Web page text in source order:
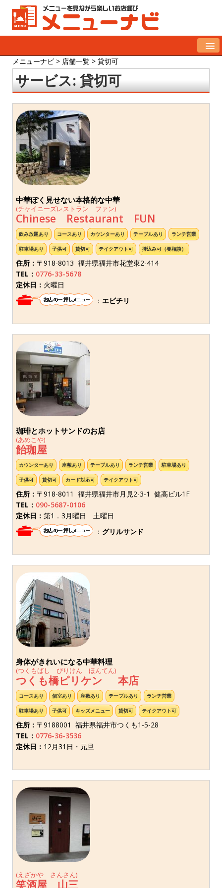
メニューナビ > 店舗一覧 > 貸切可
サービス:貸切可
中華ぽく見せない本格的な中華
(チャイニーズレストラン ファン)
Chinese Restaurant FUN
飲み放題あり コースあり カウンターあり テーブルあり ランチ営業
駐車場あり 子供可 貸切可 テイクアウト可 持込み可（要相談）
住所： 〒918-8013 福井県福井市花堂東2-414
TEL： 0776-33-5678
定休日： 火曜日
： エビチリ
珈琲とホットサンドのお店
(あめこや)
飴珈屋
カウンターあり 座敷あり テーブルあり ランチ営業 駐車場あり
子供可 貸切可 カード対応可 テイクアウト可
住所： 〒918-8011 福井県福井市月見2-3-1 健高ビル1F
TEL： 090-5687-0106
定休日： 第1．3月曜日 土曜日
： グリルサンド
身体がきれいになる中華料理
(つくもばし ぴりけん ほんてん)
つくも橋ピリケン 本店
コースあり 個室あり 座敷あり テーブルあり ランチ営業
駐車場あり 子供可 キッズメニュー 貸切可 テイクアウト可
住所： 〒9188001 福井県福井市つくも1-5-28
TEL： 0776-36-3536
定休日： 12月31日・元旦
(えざかや さんさん)
笑酒屋 山三